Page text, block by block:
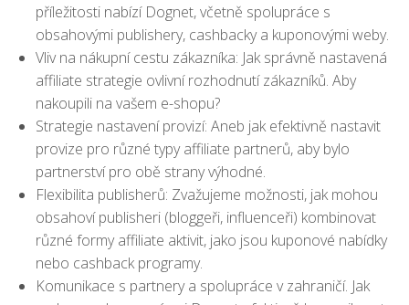
příležitosti nabízí Dognet, včetně spolupráce s
obsahovými publishery, cashbacky a kuponovými weby.
Vliv na nákupní cestu zákazníka: Jak správně nastavená
affiliate strategie ovlivní rozhodnutí zákazníků. Aby
nakoupili na vašem e-shopu?
Strategie nastavení provizí: Aneb jak efektivně nastavit
provize pro různé typy affiliate partnerů, aby bylo
partnerství pro obě strany výhodné.
Flexibilita publisherů: Zvažujeme možnosti, jak mohou
obsahoví publisheri (bloggeři, influenceři) kombinovat
různé formy affiliate aktivit, jako jsou kuponové nabídky
nebo cashback programy.
Komunikace s partnery a spolupráce v zahraničí. Jak